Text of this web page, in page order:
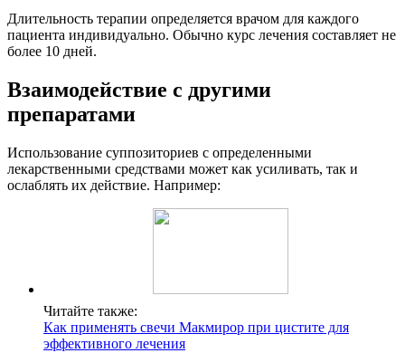
Длительность терапии определяется врачом для каждого
пациента индивидуально. Обычно курс лечения составляет не
более 10 дней.
Взаимодействие с другими
препаратами
Использование суппозиториев с определенными
лекарственными средствами может как усиливать, так и
ослаблять их действие. Например:
Читайте также:
Как применять свечи Макмирор при цистите для
эффективного лечения